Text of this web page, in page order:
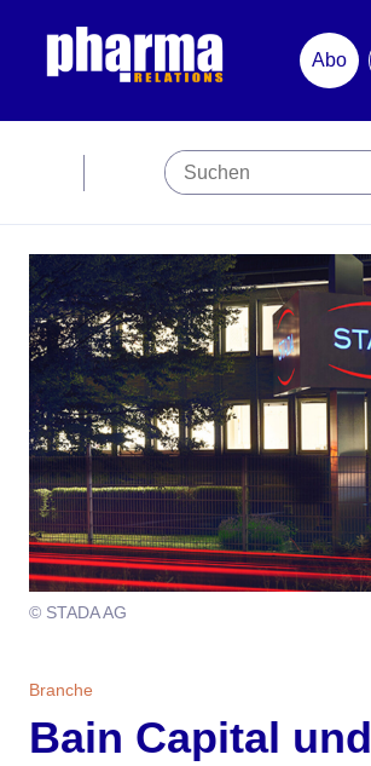
Abo
Premiumpartner
Jubiläum
Newsletter
Mediadaten
Themen
Marketing
Studien
Magazin
Aktuelle Ausgabe
Ausgabenarchiv
Kontakt
Team
© STADA AG
Branche
Bain Capital und